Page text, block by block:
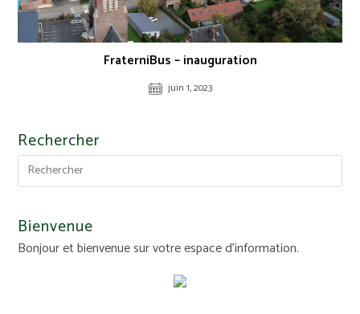
FraterniBus – inauguration
juin 1, 2023
Rechercher
Bienvenue
Bonjour et bienvenue sur votre espace d'information.